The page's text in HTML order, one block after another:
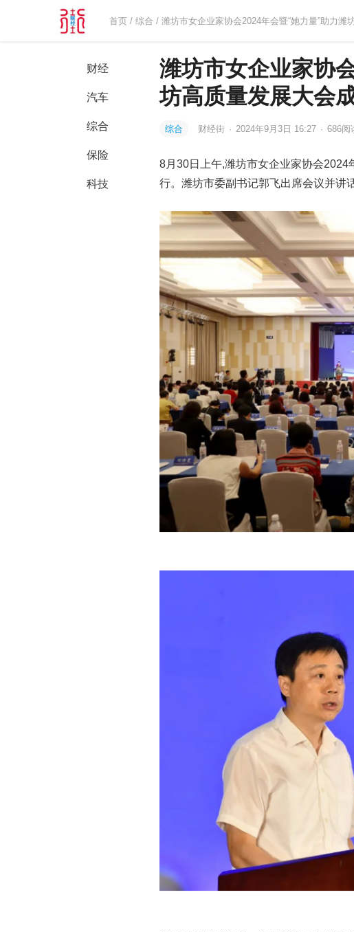
首页 /综合 / 潍坊市女企业家协会2024年会暨“她力量”助力潍
财经
汽车
综合
保险
科技
潍坊市女企业家协
坊高质量发展大会
综合 财经街 · 2024年9月3日 16:27 · 686阅
8月30日上午,潍坊市女企业家协会2024
行。潍坊市委副书记郭飞出席会议并讲